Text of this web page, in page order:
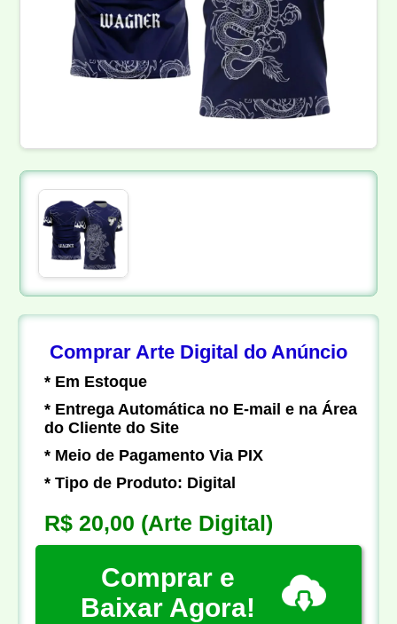
Comprar Arte Digital do Anúncio
* Em Estoque
* Entrega Automática no E-mail e na Área
do Cliente do Site
* Meio de Pagamento Via PIX
* Tipo de Produto: Digital
R$ 20,00 (Arte Digital)
Comprar e
Baixar Agora!